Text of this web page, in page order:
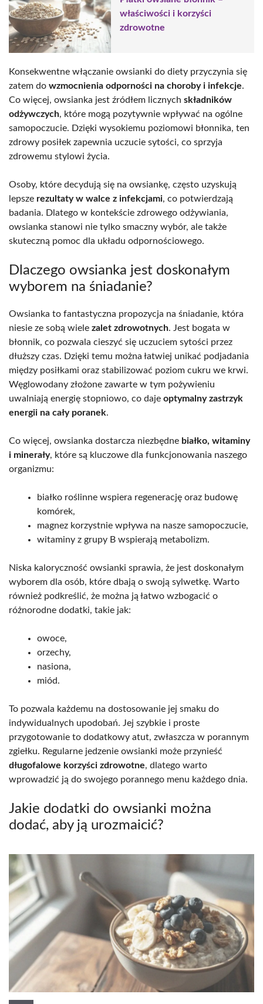
właściwości i korzyści
zdrowotne
Konsekwentne włączanie owsianki do diety przyczynia się
zatem do wzmocnienia odporności na choroby i infekcje.
Co więcej, owsianka jest źródłem licznych składników
odżywczych, które mogą pozytywnie wpływać na ogólne
samopoczucie. Dzięki wysokiemu poziomowi błonnika, ten
zdrowy posiłek zapewnia uczucie sytości, co sprzyja
zdrowemu stylowi życia.
Osoby, które decydują się na owsiankę, często uzyskują
lepsze rezultaty w walce z infekcjami, co potwierdzają
badania. Dlatego w kontekście zdrowego odżywiania,
owsianka stanowi nie tylko smaczny wybór, ale także
skuteczną pomoc dla układu odpornościowego.
Dlaczego owsianka jest doskonałym
wyborem na śniadanie?
Owsianka to fantastyczna propozycja na śniadanie, która
niesie ze sobą wiele zalet zdrowotnych. Jest bogata w
błonnik, co pozwala cieszyć się uczuciem sytości przez
dłuższy czas. Dzięki temu można łatwiej unikać podjadania
między posiłkami oraz stabilizować poziom cukru we krwi.
Węglowodany złożone zawarte w tym pożywieniu
uwalniają energię stopniowo, co daje optymalny zastrzyk
energii na cały poranek.
Co więcej, owsianka dostarcza niezbędne białko, witaminy
i minerały, które są kluczowe dla funkcjonowania naszego
organizmu:
białko roślinne wspiera regenerację oraz budowę
komórek,
magnez korzystnie wpływa na nasze samopoczucie,
witaminy z grupy B wspierają metabolizm.
Niska kaloryczność owsianki sprawia, że jest doskonałym
wyborem dla osób, które dbają o swoją sylwetkę. Warto
również podkreślić, że można ją łatwo wzbogacić o
różnorodne dodatki, takie jak:
owoce,
orzechy,
nasiona,
miód.
To pozwala każdemu na dostosowanie jej smaku do
indywidualnych upodobań. Jej szybkie i proste
przygotowanie to dodatkowy atut, zwłaszcza w porannym
zgiełku. Regularne jedzenie owsianki może przynieść
długofalowe korzyści zdrowotne, dlatego warto
wprowadzić ją do swojego porannego menu każdego dnia.
Jakie dodatki do owsianki można
dodać, aby ją urozmaicić?